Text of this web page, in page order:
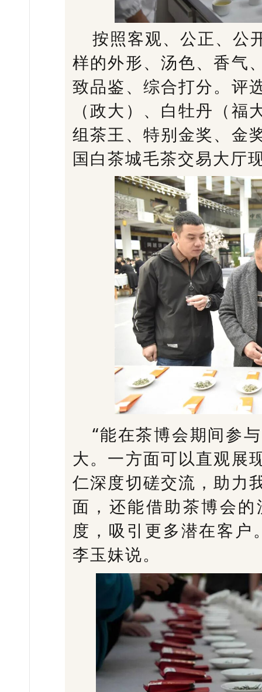
按照客观、公正、公
样的外形、汤色、香气
致品鉴、综合打分。评
（政大）、白牡丹（
组茶王、特别金奖、金
国白茶城毛茶交易大厅
“能在茶博会期间参
大。一方面可以直观展
仁深度切磋交流，助力
面，还能借助茶博会
度，吸引更多潜在客户
李玉妹说。